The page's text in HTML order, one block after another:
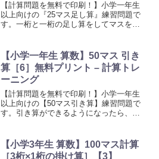
【計算問題を無料で印刷！】小学一年生
以上向けの『25マス足し算』練習問題で
す。一桁と一桁の足し算をしてマスを埋
の段の数字と左側にある数字を足してマ
スを埋めていく計算プリントです。
【小学一年生 算数】50マス 引き
算［6］無料プリント – 計算トレ
ーニング
【計算問題を無料で印刷！】小学一年生
以上向けの【50マス引き算】練習問題で
す。引き算ができるようになったら、計
ある数字を引いてマスを埋めていくプリ
ントです。
【小学3年生 算数】100マス計算
［3桁×1桁の掛け算］【3】